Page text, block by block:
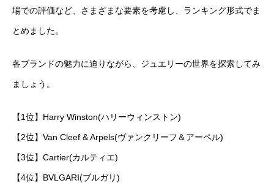
場での評価など、さまざまな要素を考慮し、ランキング形式でま
とめました。
各ブランドの魅力に迫りながら、ジュエリーの世界を探索してみ
ましょう。
【1位】Harry Winston(ハリーウィンストン)
【2位】Van Cleef & Arpels(ヴァンクリーフ＆アーペル)
【3位】Cartier(カルティエ)
【4位】BVLGARI(ブルガリ)